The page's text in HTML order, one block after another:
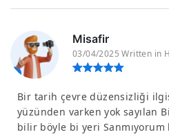
Misafir
03/04/2025 Written in
Bir tarih çevre düzensizliği
yüzünden varken yok sayılan
bilir böyle bi yeri